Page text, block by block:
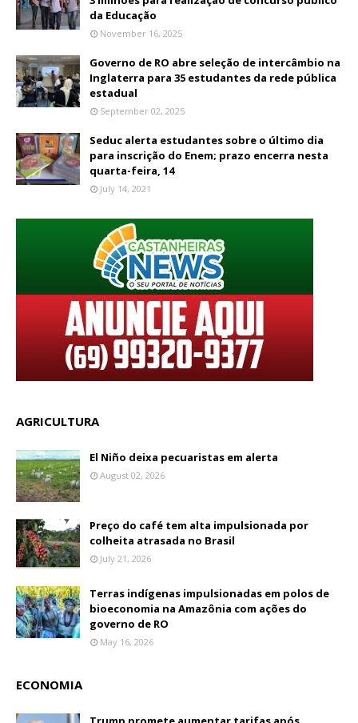
da Educação
November 16, 2025
Governo de RO abre seleção de intercâmbio na
Inglaterra para 35 estudantes da rede pública
estadual
September 02, 2025
Seduc alerta estudantes sobre o último dia
para inscrição do Enem; prazo encerra nesta
quarta-feira, 14
July 14, 2021
AGRICULTURA
El Niño deixa pecuaristas em alerta
August 02, 2026
Preço do café tem alta impulsionada por
colheita atrasada no Brasil
July 21, 2026
Terras indígenas impulsionadas em polos de
bioeconomia na Amazônia com ações do
governo de RO
May 16, 2026
ECONOMIA